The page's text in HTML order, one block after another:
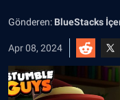
Gönderen: BlueStacks
Apr 08, 2024